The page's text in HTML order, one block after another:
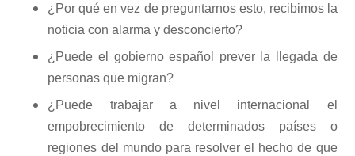
¿Por qué en vez de preguntarnos esto, recibimos la
noticia con alarma y desconcierto?
¿Puede el gobierno español prever la llegada de
personas que migran?
¿Puede trabajar a nivel internacional el
empobrecimiento de determinados países o
regiones del mundo para resolver el hecho de que